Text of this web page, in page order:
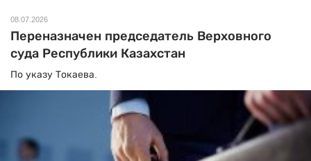
08.07.2026
Переназначен председатель Верховного
суда Республики Казахстан
По указу Токаева.